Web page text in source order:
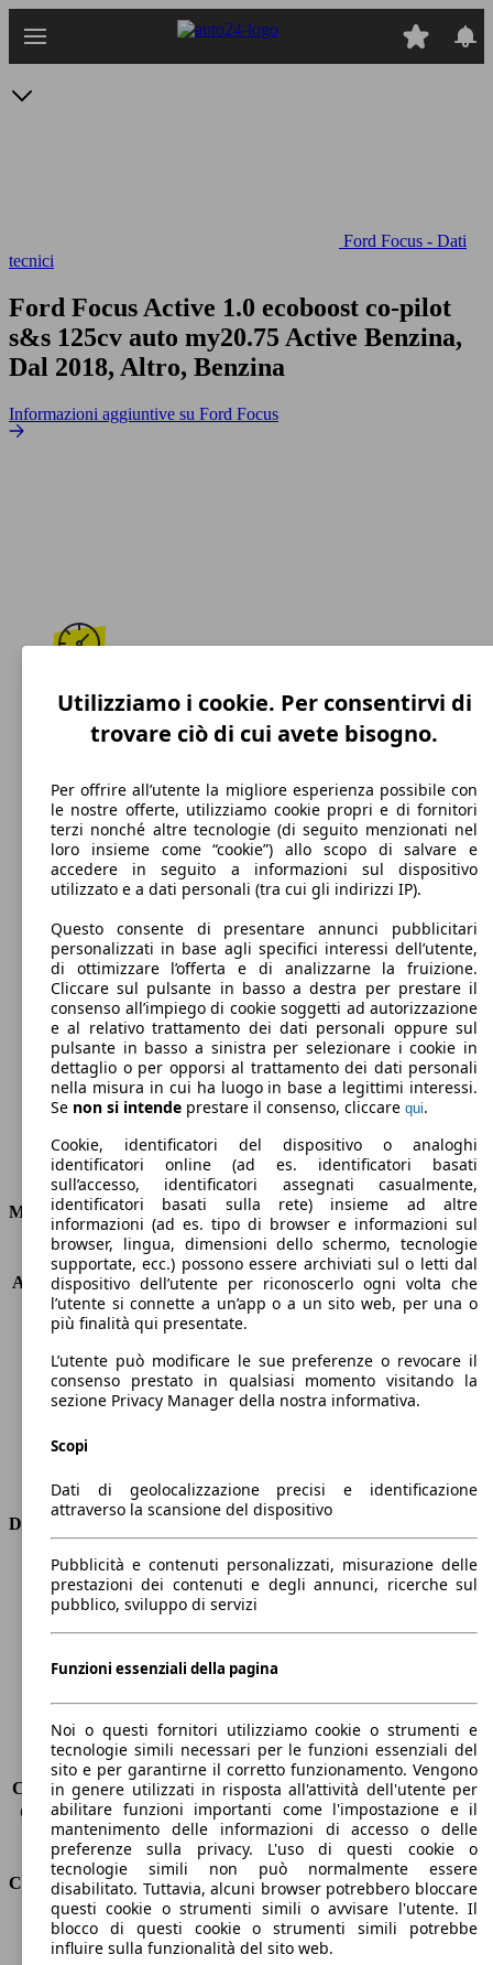
Ford Focus - Dati
tecnici
Ford Focus Active 1.0 ecoboost co-pilot
s&s 125cv auto my20.75 Active Benzina,
Dal 2018, Altro, Benzina
Informazioni aggiuntive su Ford Focus
191 km/h
Velocità massima
Benzina
Carburante
116 g/km
Emissioni di CO2 (combinato)*
Consumi
Motore e Prestazioni
KW (PS)
92 kW (125 PS)
Accelerazione (0-100 km/h)
11.7s
Velocità massima (km/h)
191 km/h
Numero di marce
8
Coppia
170 nm
Cilindrata
999 ccm
Carburante
Benzina
Trasmissione
Dimensioni
Lunghezza
4400 mm
Altezza
1500 mm
Larghezza
Peso massimo
1905 kg
Sedili
5
Carico sul tetto
-
Capacità di traino (senza freni) -
Capacità di traino (con freni)
1300 kg
Volume del bagagliaio
375 - 1354 l
Consumi
Emissioni di CO2*
116 g/km (komb.)
Consumo (urbano)
7.1 l/100km
Utilizziamo i cookie. Per consentirvi di
trovare ciò di cui avete bisogno.
Per offrire all’utente la migliore esperienza possibile con
le nostre offerte, utilizziamo cookie propri e di fornitori
terzi nonché altre tecnologie (di seguito menzionati nel
loro insieme come “cookie”) allo scopo di salvare e
accedere in seguito a informazioni sul dispositivo
utilizzato e a dati personali (tra cui gli indirizzi IP).
Questo consente di presentare annunci pubblicitari
personalizzati in base agli specifici interessi dell’utente,
di ottimizzare l’offerta e di analizzarne la fruizione.
Cliccare sul pulsante in basso a destra per prestare il
consenso all’impiego di cookie soggetti ad autorizzazione
e al relativo trattamento dei dati personali oppure sul
pulsante in basso a sinistra per selezionare i cookie in
dettaglio o per opporsi al trattamento dei dati personali
nella misura in cui ha luogo in base a legittimi interessi.
Se non si intende prestare il consenso, cliccare qui.
Cookie, identificatori del dispositivo o analoghi
identificatori online (ad es. identificatori basati
sull’accesso, identificatori assegnati casualmente,
identificatori basati sulla rete) insieme ad altre
informazioni (ad es. tipo di browser e informazioni sul
browser, lingua, dimensioni dello schermo, tecnologie
supportate, ecc.) possono essere archiviati sul o letti dal
dispositivo dell’utente per riconoscerlo ogni volta che
l’utente si connette a un’app o a un sito web, per una o
più finalità qui presentate.
L’utente può modificare le sue preferenze o revocare il
consenso prestato in qualsiasi momento visitando la
sezione Privacy Manager della nostra informativa.
Scopi
Dati di geolocalizzazione precisi e identificazione
attraverso la scansione del dispositivo
Pubblicità e contenuti personalizzati, misurazione delle
prestazioni dei contenuti e degli annunci, ricerche sul
pubblico, sviluppo di servizi
Funzioni essenziali della pagina
Noi o questi fornitori utilizziamo cookie o strumenti e
tecnologie simili necessari per le funzioni essenziali del
sito e per garantirne il corretto funzionamento. Vengono
in genere utilizzati in risposta all'attività dell'utente per
abilitare funzioni importanti come l'impostazione e il
mantenimento delle informazioni di accesso o delle
preferenze sulla privacy. L'uso di questi cookie o
tecnologie simili non può normalmente essere
disabilitato. Tuttavia, alcuni browser potrebbero bloccare
questi cookie o strumenti simili o avvisare l'utente. Il
blocco di questi cookie o strumenti simili potrebbe
influire sulla funzionalità del sito web.